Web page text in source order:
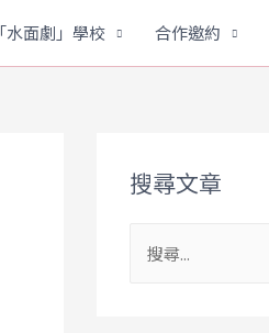
「水面劇」學校 合作邀約
搜尋文章